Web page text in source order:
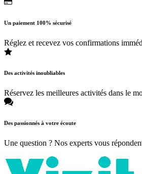
Un paiement 100% sécurisé
Réglez et recevez vos confirmations
Des activités inoubliables
Réservez les meilleures activités dans le
Des passionnés à votre écoute
Une question ? Nos experts vous